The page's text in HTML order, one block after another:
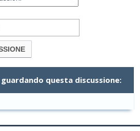
questa discussione: